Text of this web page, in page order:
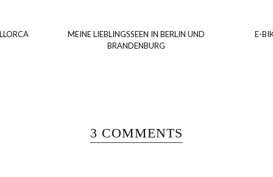
MEINE LIEBLINGSSEEN IN BERLIN UND
BRANDENBURG
E-
3 COMMENTS